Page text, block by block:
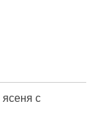
ясеня с